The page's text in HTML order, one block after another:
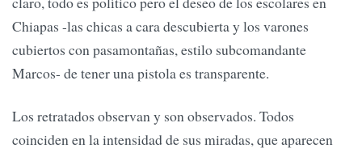
Chiapas -las chicas a cara descubierta y los varones
cubiertos con pasamontañas, estilo subcomandante
Marcos- de tener una pistola es transparente.
Los retratados observan y son observados. Todos
coinciden en la intensidad de sus miradas, que aparecen